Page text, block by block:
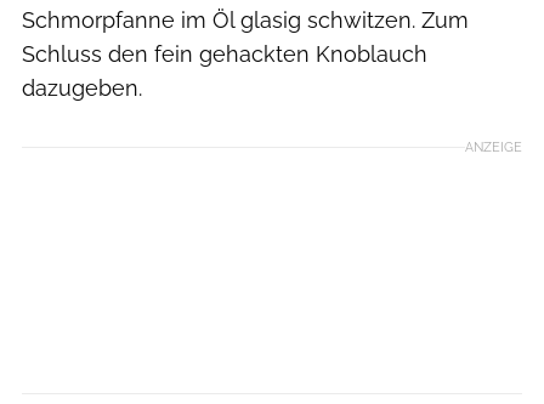
Schmorpfanne im Öl glasig schwitzen. Zum
Schluss den fein gehackten Knoblauch
dazugeben.
ANZEIGE